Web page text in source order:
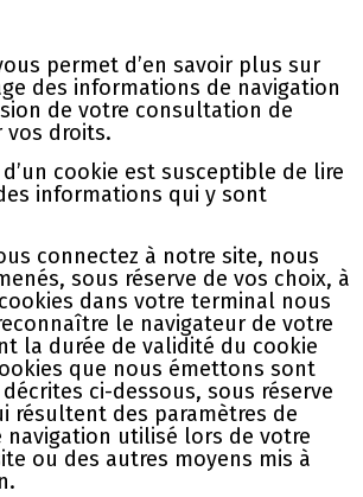
permet d’en savoir plus sur
des informations de navigation
de votre consultation de
vos droits.
cookie est susceptible de lire
informations qui y sont
connectez à notre site, nous
sous réserve de vos choix, à
dans votre terminal nous
le navigateur de votre
la durée de validité du cookie
que nous émettons sont
ci-dessous, sous réserve
résultent des paramètres de
navigation utilisé lors de votre
ou des autres moyens mis à